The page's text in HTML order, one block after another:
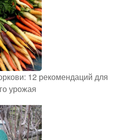
12 рекомендаций для
урожая